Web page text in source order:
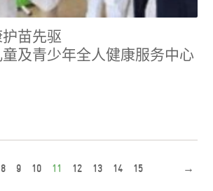
苗先驱
童及青少年全人健康服务中心
8 9 10 11 12 13 14 15 →